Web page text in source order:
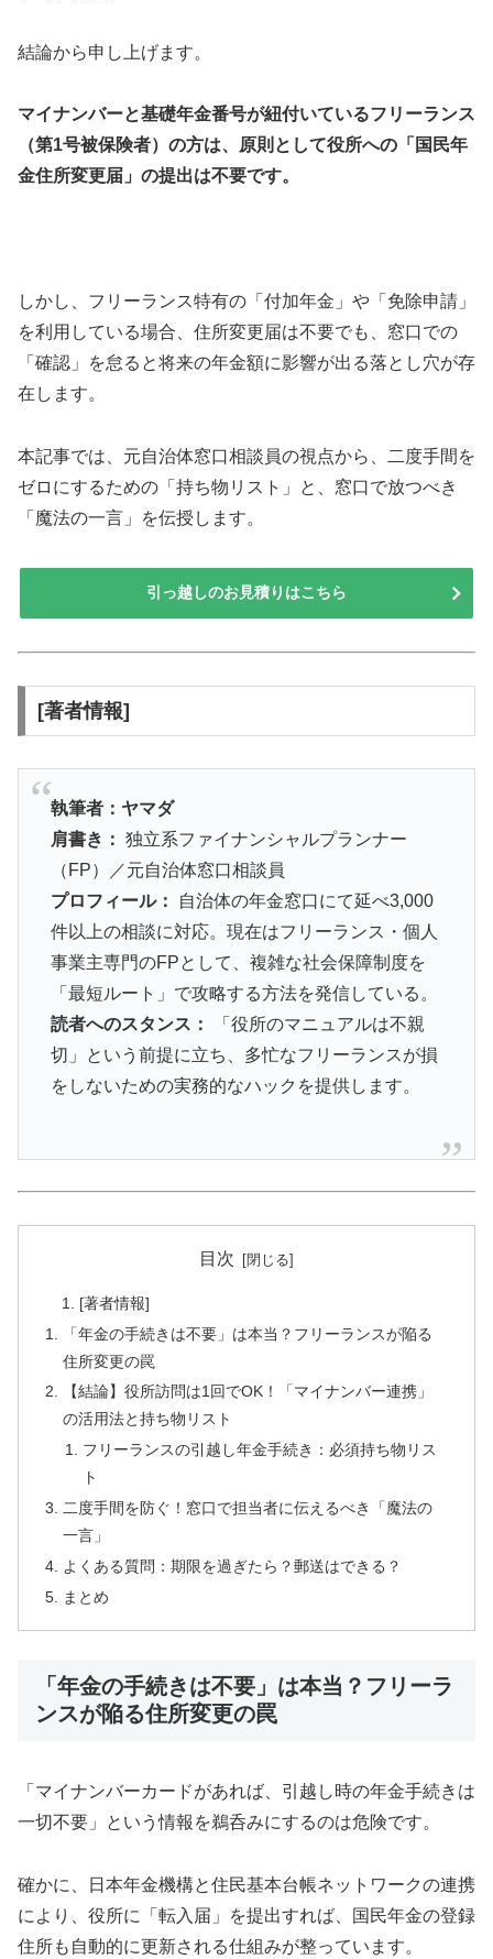
結論から申し上げます。
マイナンバーと基礎年金番号が紐付いているフリーランス
（第1号被保険者）の方は、原則として役所への「国民年
金住所変更届」の提出は不要です。
しかし、フリーランス特有の「付加年金」や「免除申請」
を利用している場合、住所変更届は不要でも、窓口での
「確認」を怠ると将来の年金額に影響が出る落とし穴が存
在します。
本記事では、元自治体窓口相談員の視点から、二度手間を
ゼロにするための「持ち物リスト」と、窓口で放つべき
「魔法の一言」を伝授します。
引っ越しのお見積りはこちら
[著者情報]
執筆者：ヤマダ
肩書き： 独立系ファイナンシャルプランナー
（FP）／元自治体窓口相談員
プロフィール：
自治体の年金窓口にて延べ3,000
件以上の相談に対応。現在はフリーランス・個人
事業主専門のFPとして、複雑な社会保障制度を
「最短ルート」で攻略する方法を発信している。
読者へのスタンス：
「役所のマニュアルは不親
切」という前提に立ち、多忙なフリーランスが損
をしないための実務的なハックを提供します。
目次
[著者情報]
「年金の手続きは不要」は本当？フリーランスが陥る
住所変更の罠
【結論】役所訪問は1回でOK！「マイナンバー連携」
の活用法と持ち物リスト
フリーランスの引越し年金手続き：必須持ち物リス
ト
二度手間を防ぐ！窓口で担当者に伝えるべき「魔法の
一言」
よくある質問：期限を過ぎたら？郵送はできる？
まとめ
「年金の手続きは不要」は本当？フリーラ
ンスが陥る住所変更の罠
「マイナンバーカードがあれば、引越し時の年金手続きは
一切不要」という情報を鵜呑みにするのは危険です。
確かに、日本年金機構と住民基本台帳ネットワークの連携
により、役所に「転入届」を提出すれば、国民年金の登録
住所も自動的に更新される仕組みが整っています。